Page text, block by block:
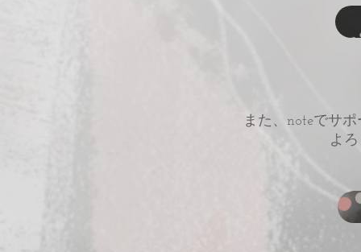
また、noteでサ
よ